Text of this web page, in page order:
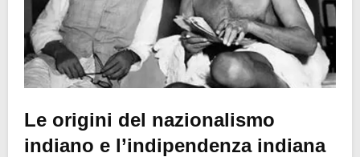
Le origini del nazionalismo
indiano e l’indipendenza indiana